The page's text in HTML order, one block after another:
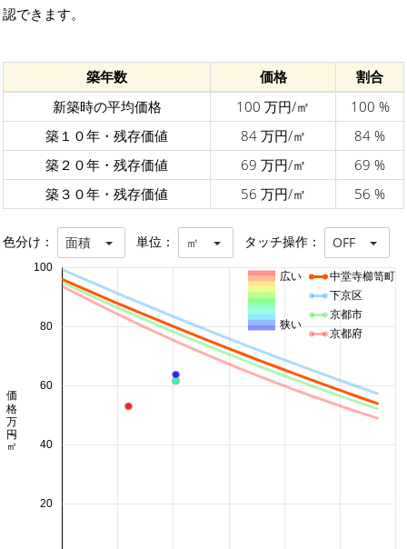
認できます。
築年数 価格
割合
新築時の平均価格
100 万円/㎡
100 %
築１０年・残存価値
84 万円/㎡
84 %
築２０年・残存価値
69 万円/㎡
69 %
築３０年・残存価値
56 万円/㎡ 56 %
色分け： 面積 単位： ㎡ タッチ操作： OFF
20
40
60
80
100
価格 万円/㎡
中堂寺櫛笥町
下京区
京都市
京都府
広い
狭い